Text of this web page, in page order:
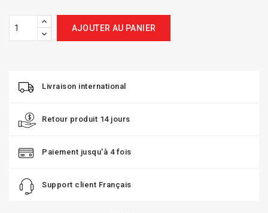
AJOUTER AU PANIER
Livraison international
Retour produit 14 jours
Paiement jusqu'à 4 fois
Support client Français